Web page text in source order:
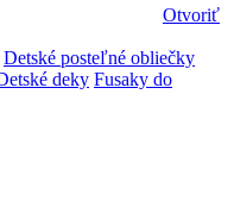
Otvoriť
Detské posteľné obliečky
deky Fusaky do